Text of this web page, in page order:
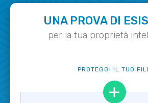
UNA PROVA DI
per la tua proprietà
PROTEGGI IL TUO